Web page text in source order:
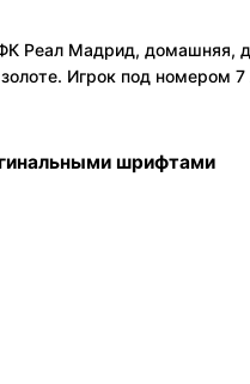
Реал Мадрид, домашняя,
Игрок под номером 7
шрифтами